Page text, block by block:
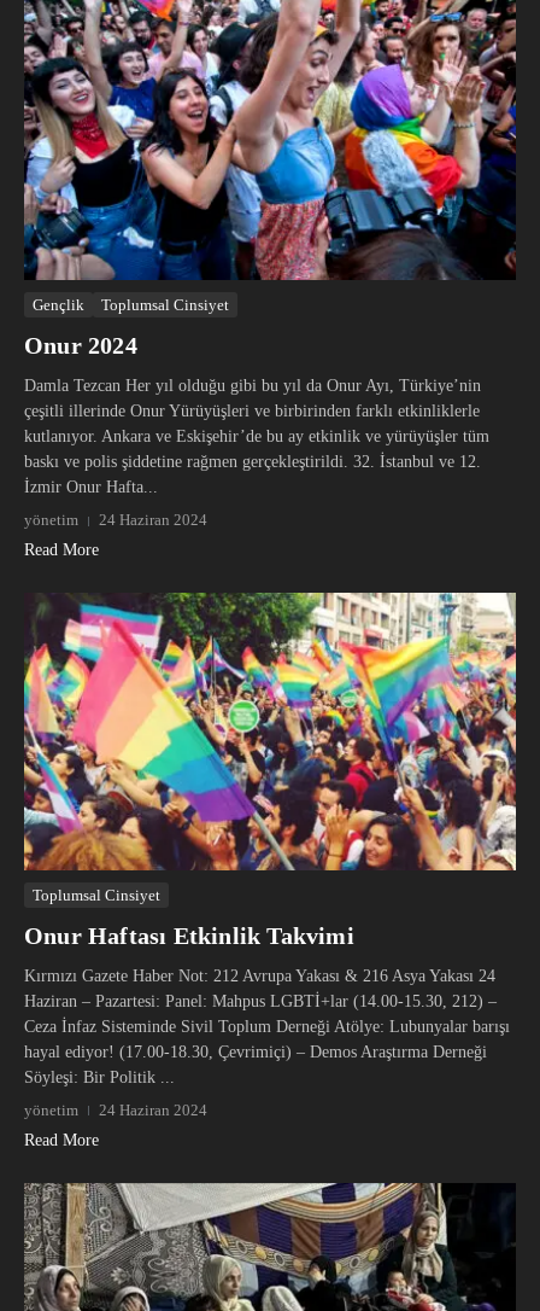
Gençlik Toplumsal Cinsiyet
Onur 2024
Damla Tezcan Her yıl olduğu gibi bu yıl da Onur Ayı, Türkiye’nin
çeşitli illerinde Onur Yürüyüşleri ve birbirinden farklı etkinliklerle
kutlanıyor. Ankara ve Eskişehir’de bu ay etkinlik ve yürüyüşler tüm
baskı ve polis şiddetine rağmen gerçekleştirildi. 32. İstanbul ve 12.
İzmir Onur Hafta...
yönetim
24 Haziran 2024
Read More
Toplumsal Cinsiyet
Onur Haftası Etkinlik Takvimi
Kırmızı Gazete Haber Not: 212 Avrupa Yakası & 216 Asya Yakası 24
Haziran – Pazartesi: Panel: Mahpus LGBTİ+lar (14.00-15.30, 212) –
Ceza İnfaz Sisteminde Sivil Toplum Derneği Atölye: Lubunyalar barışı
hayal ediyor! (17.00-18.30, Çevrimiçi) – Demos Araştırma Derneği
Söyleşi: Bir Politik ...
yönetim
24 Haziran 2024
Read More